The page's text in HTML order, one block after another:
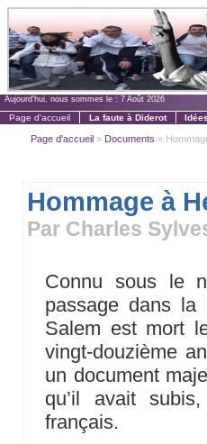
Aujourd'hui, nous sommes le : 7 Août 2026
Page d'accueil La faute à Diderot Idées
Page d'accueil » Documents »
Hommage à
Par Charles
Connu sous le
passage dans la
Salem est mort
vingt-douzième
un document
qu’il avait
français.